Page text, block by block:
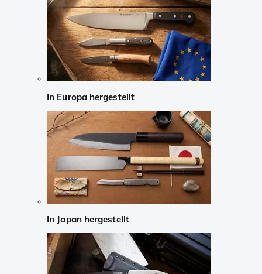
In Europa hergestellt
In Japan hergestellt